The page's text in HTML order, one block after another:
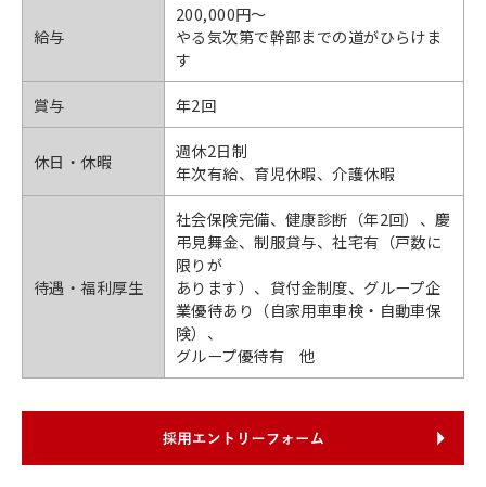
給与
200,000円〜
やる気次第で幹部までの道がひらけま
す
賞与
年2回
休日・休暇
週休2日制
年次有給、育児休暇、介護休暇
待遇・福利厚生
社会保険完備、健康診断（年2回）、慶
弔見舞金、制服貸与、社宅有（戸数に
限りが
あります）、貸付金制度、グループ企
業優待あり（自家用車車検・自動車保
険）、
グループ優待有 他